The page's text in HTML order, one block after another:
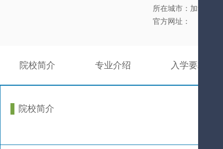
所在城市：加拿大
官方网址：
院校简介 专业介绍 入学要求
院校简介